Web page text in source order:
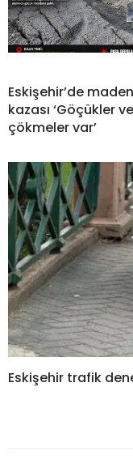
Eskişehir’de maden
kazası ‘Göçükler ve
çökmeler var’
Eskişehir trafik